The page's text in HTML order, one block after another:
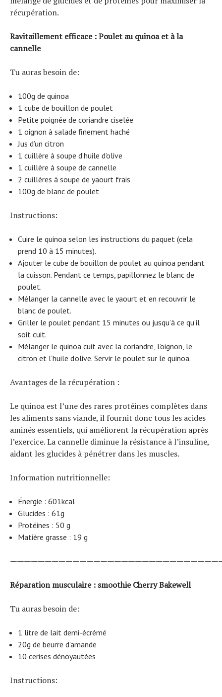
récupération.
Ravitaillement efficace : Poulet au quinoa et à la
cannelle
Tu auras besoin de:
100g de quinoa
1 cube de bouillon de poulet
Petite poignée de coriandre ciselée
1 oignon à salade finement haché
Jus d’un citron
1 cuillère à soupe d’huile d’olive
1 cuillère à soupe de cannelle
2 cuillères à soupe de yaourt frais
100g de blanc de poulet
Instructions:
Cuire le quinoa selon les instructions du paquet (cela
prend 10 à 15 minutes).
Ajouter le cube de bouillon de poulet au quinoa pendant
la cuisson. Pendant ce temps, papillonnez le blanc de
poulet.
Mélanger la cannelle avec le yaourt et en recouvrir le
blanc de poulet.
Griller le poulet pendant 15 minutes ou jusqu’à ce qu’il
soit cuit.
Mélanger le quinoa cuit avec la coriandre, l’oignon, le
citron et l’huile d’olive. Servir le poulet sur le quinoa.
Avantages de la récupération :
Le quinoa est l’une des rares protéines complètes dans
les aliments sans viande, il fournit donc tous les acides
aminés essentiels, qui améliorent la récupération après
l’exercice. La cannelle diminue la résistance à l’insuline,
aidant les glucides à pénétrer dans les muscles.
Information nutritionnelle:
Énergie : 601kcal
Glucides : 61g
Protéines : 50 g
Matière grasse : 19 g
Réparation musculaire : smoothie Cherry Bakewell
Tu auras besoin de:
1 litre de lait demi-écrémé
20g de beurre d’amande
10 cerises dénoyautées
Instructions: